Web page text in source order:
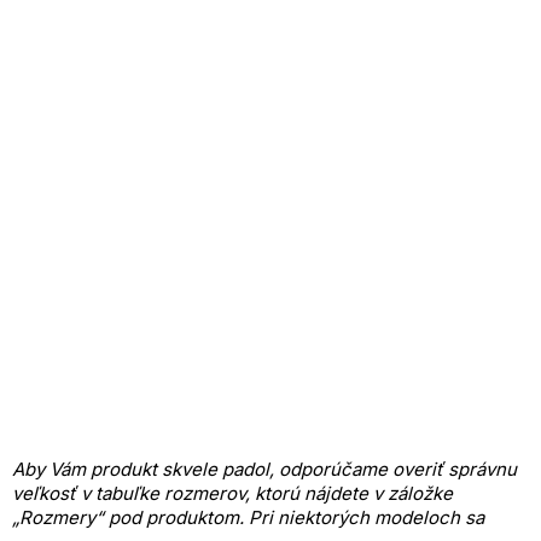
Aby Vám produkt skvele padol, odporúčame overiť správnu
veľkosť v tabuľke rozmerov, ktorú nájdete v záložke
„Rozmery“ pod produktom. Pri niektorých modeloch sa